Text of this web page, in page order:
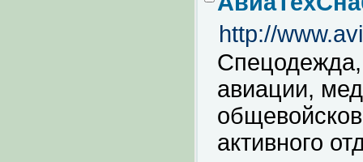
http://
авиации,
активного